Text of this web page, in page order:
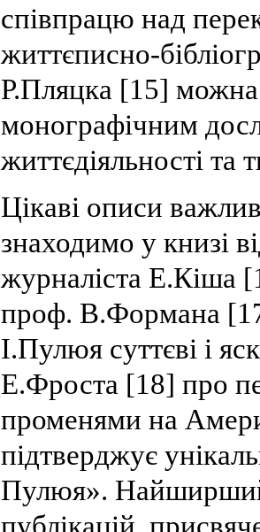
співпрацю над
життєписно-
Р.Пляцка [15]
монографічним
життєдіяльності та
Цікаві описи
знаходимо у книзі
журналіста Е.Кіша
проф. В.Формана
І.Пулюя суттєві і
Е.Фроста [18] про
променями на
підтверджує
Пулюя».